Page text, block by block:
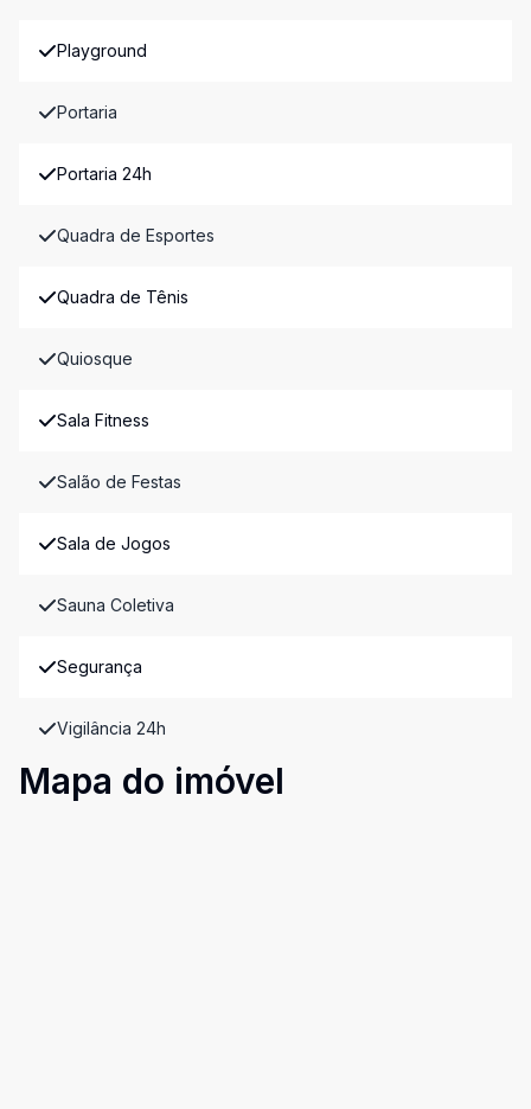
Playground
Portaria
Portaria 24h
Quadra de Esportes
Quadra de Tênis
Quiosque
Sala Fitness
Salão de Festas
Sala de Jogos
Sauna Coletiva
Segurança
Vigilância 24h
Mapa do imóvel